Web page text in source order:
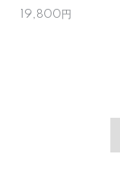
19,800円